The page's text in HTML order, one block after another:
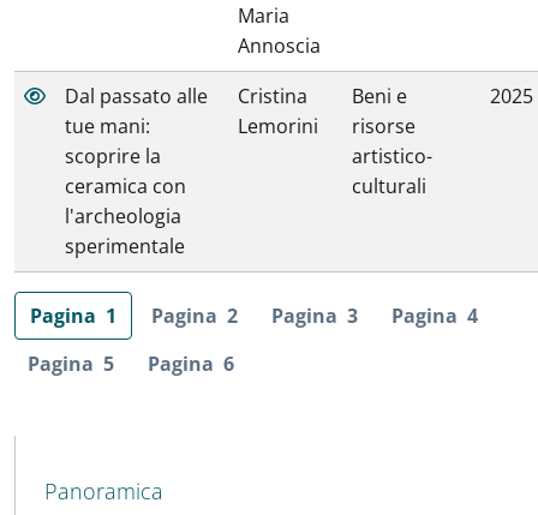
Maria
Annoscia
Dal passato alle
tue mani:
scoprire la
ceramica con
l'archeologia
sperimentale
Cristina
Lemorini
Beni e
risorse
artistico-
culturali
2025
Pagina 1 Pagina 2 Pagina 3 Pagina 4
Pagina 5 Pagina 6
MENU CEV SECOND NAVIGATION
Panoramica